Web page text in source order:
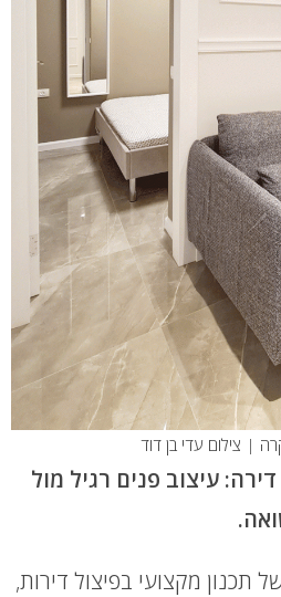
| צילום עדי בן דוד
עיצוב פנים רגיל מול
מקצועי בפיצול דירות,